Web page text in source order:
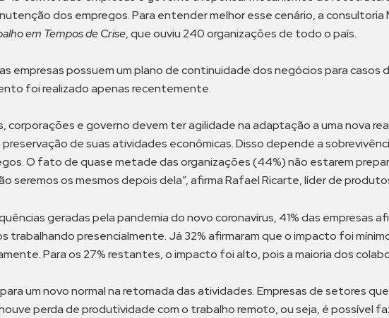
dos empregos. Para entender melhor esse cenário, a consultoria
em Tempos de Crise, que ouviu 240 organizações de todo o país.
empresas possuem um plano de continuidade dos negócios para casos
foi realizado apenas recentemente.
corporações e governo devem ter agilidade na adaptação a uma nova
de suas atividades econômicas. Disso depende a
O fato de quase metade das organizações (44%) não estarem
seremos os mesmos depois dela”, afirma Rafael Ricarte, líder de
geradas pela pandemia do novo coronavírus, 41% das empresas
trabalhando presencialmente. Já 32% afirmaram que o impacto foi
Para os 27% restantes, o impacto foi alto, pois a maioria dos
um novo normal na retomada das atividades. Empresas de setores
perda de produtividade com o trabalho remoto, ou seja, é possível